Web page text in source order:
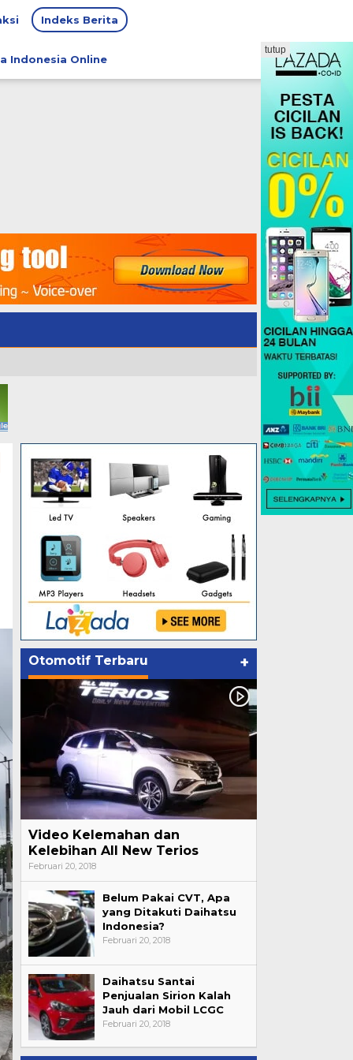
Indeks Berita
Indonesia Online
tutup
Otomotif Terbaru +
Video Kelemahan dan
Kelebihan All New Terios
Februari 20, 2018
Belum Pakai CVT, Apa
yang Ditakuti Daihatsu
Indonesia?
Februari 20, 2018
Daihatsu Santai
Penjualan Sirion Kalah
Jauh dari Mobil LCGC
Februari 20, 2018